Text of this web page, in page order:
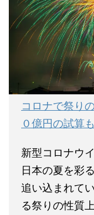
コロナで祭り
０億円の試算も
新型コロナウ
日本の夏を彩
追い込まれて
る祭りの性質